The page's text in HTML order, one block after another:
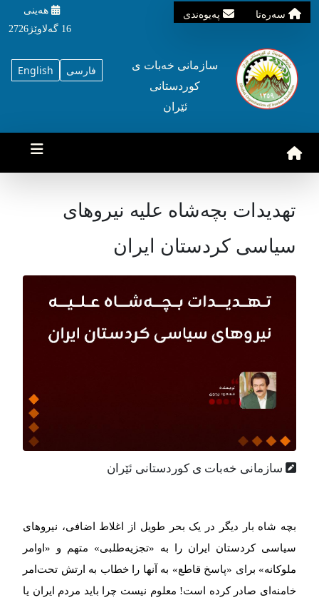
سه‌ره‌تا په‌یوه‌ندی
هه‌ینی
16 گه‌لاوێژ2726
English فارسی
سازمانی خه‌بات ی
کوردستانی
ئێران
تهدیدات بچه‌شاه علیه نیروهای
سیاسی کردستان ایران
سازمانی خەبات ی كوردستانی ئێران
بچه شاه بار دیگر در یک بحر طویل از اغلاط اضافی، نیروهای
سیاسی کردستان ایران را به «تجزیه‌طلبی» متهم و «اوامر
ملوکانه» برای «پاسخ قاطع» به آنها را خطاب به ارتش تحت‌امر
خامنه‌ای صادر کرده است! معلوم نیست چرا باید مردم ایران یا